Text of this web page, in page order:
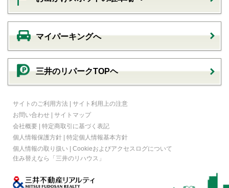
マイパーキングへ
三井のリパークTOPヘ
サイトのご利用方法 | サイト利用上の注意
お問い合わせ | サイトマップ
会社概要 | 特定商取引に基づく表記
個人情報保護方針 | 特定個人情報基本方針
個人情報の取り扱い | Cookieおよびアクセスログについて
住み替えなら
「三井のリハウス」